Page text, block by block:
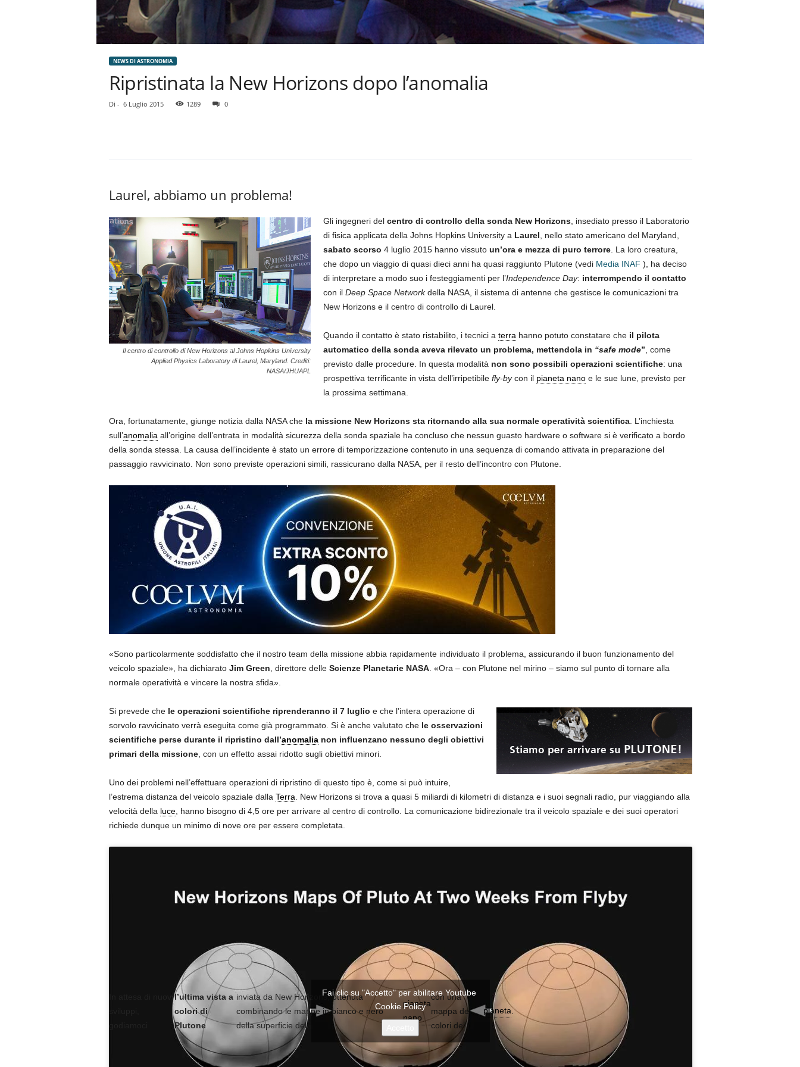
NEWS DI ASTRONOMIA
Ripristinata la New Horizons dopo l’anomalia
Di - 6 Luglio 2015 1289 0
Laurel, abbiamo un problema!
Il centro di controllo di New Horizons al Johns Hopkins University
Applied Physics Laboratory di Laurel, Maryland. Crediti:
NASA/JHUAPL
Gli ingegneri del centro di controllo della sonda New Horizons, insediato presso il Laboratorio
di fisica applicata della Johns Hopkins University a Laurel , nello stato americano del Maryland,
sabato scorso 4 luglio 2015 hanno vissuto un’ora e mezza di puro terrore. La loro creatura,
che dopo un viaggio di quasi dieci anni ha quasi raggiunto Plutone (vedi Media INAF ), ha deciso
di interpretare a modo suo i festeggiamenti per l’Independence Day: interrompendo il contatto
con il Deep Space Networkdella NASA, il sistema di antenne che gestisce le comunicazioni tra
New Horizons e il centro di controllo di Laurel.
Quando il contatto è stato ristabilito, i tecnici a terra hanno potuto constatare che il pilota
automatico della sonda aveva rilevato un problema, mettendola in “safe mode” , come
previsto dalle procedure. In questa modalità non sono possibili operazioni scientifiche: una
prospettiva terrificante in vista dell’irripetibile fly-bycon il pianeta nanoe le sue lune, previsto per
la prossima settimana.
Ora, fortunatamente, giunge notizia dalla NASA che la missione New Horizons sta ritornando alla sua normale operatività scientifica. L’inchiesta
sull’anomalia all’origine dell’entrata in modalità sicurezza della sonda spaziale ha concluso che nessun guasto hardware o software si è verificato a bordo
della sonda stessa. La causa dell’incidente è stato un errore di temporizzazione contenuto in una sequenza di comando attivata in preparazione del
passaggio ravvicinato. Non sono previste operazioni simili, rassicurano dalla NASA, per il resto dell’incontro con Plutone.
«Sono particolarmente soddisfatto che il nostro team della missione abbia rapidamente individuato il problema, assicurando il buon funzionamento del
veicolo spaziale», ha dichiarato Jim Green , direttore delle Scienze Planetarie NASA. «Ora – con Plutone nel mirino – siamo sul punto di tornare alla
normale operatività e vincere la nostra sfida».
Si prevede che le operazioni scientifiche riprenderanno il 7 luglio e che l’intera operazione di
sorvolo ravvicinato verrà eseguita come già programmato. Si è anche valutato che le osservazioni
scientifiche perse durante il ripristino dall’anomalianon influenzano nessuno degli obiettivi
primari della missione, con un effetto assai ridotto sugli obiettivi minori.
Uno dei problemi nell’effettuare operazioni di ripristino di questo tipo è, come si può intuire,
l’estrema distanza del veicolo spaziale dalla Terra . New Horizons si trova a quasi 5 miliardi di kilometri di distanza e i suoi segnali radio, pur viaggiando alla
velocità della luce, hanno bisogno di 4,5 ore per arrivare al centro di controllo. La comunicazione bidirezionale tra il veicolo spaziale e dei suoi operatori
richiede dunque un minimo di nove ore per essere completata.
l’ultima vista a
colori di
Plutone
inviata da New Horizons, ottenuta
combinando le mappe in bianco e nero
della superficie del
pianeta
nano
con una
mappa dei
colori del
pianeta.
Fai clic su "Accetto" per abilitare Youtube
Cookie Policy